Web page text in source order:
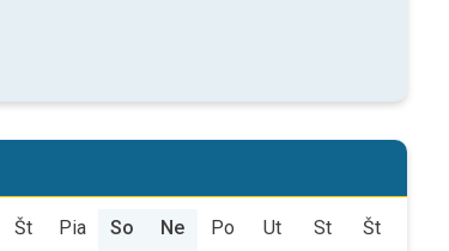
Št Pia So Ne Po Ut St Št